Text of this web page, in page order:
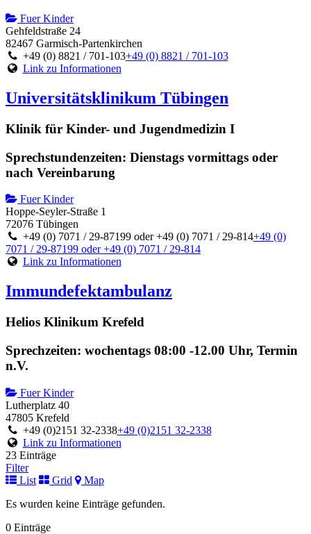
Fuer Kinder
Gehfeldstraße 24
82467 Garmisch-Partenkirchen
+49 (0) 8821 / 701-103+49 (0) 8821 / 701-103
Link zu Informationen
Universitätsklinikum Tübingen
Klinik für Kinder- und Jugendmedizin I
Sprechstundenzeiten: Dienstags vormittags oder
nach Vereinbarung
Fuer Kinder
Hoppe-Seyler-Straße 1
72076 Tübingen
+49 (0) 7071 / 29-87199 oder +49 (0) 7071 / 29-814+49 (0)
7071 / 29-87199 oder +49 (0) 7071 / 29-814
Link zu Informationen
Immundefektambulanz
Helios Klinikum Krefeld
Sprechzeiten: wochentags 08:00 -12.00 Uhr, Termin
n.V.
Fuer Kinder
Lutherplatz 40
47805 Krefeld
+49 (0)2151 32-2338+49 (0)2151 32-2338
Link zu Informationen
23 Einträge
Filter
List
Grid
Map
Es wurden keine Einträge gefunden.
0 Einträge